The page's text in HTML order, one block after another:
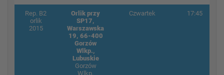
Rep. B2
orlik
2015
Orlik przy
SP17,
Warszawska
19, 66-400
Gorzów
Wlkp.,
Lubuskie
Gorzów
Wlkp.
Czwartek 17:45